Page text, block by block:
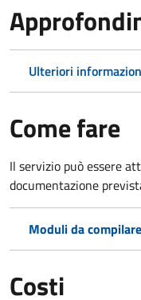
Ulteriori
Come fare
Il servizio può essere
documentazione
Moduli da
Costi